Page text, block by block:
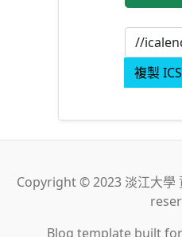
複製
Copyright © 2023 淡江大學
Blog template built for